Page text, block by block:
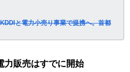
と電力小売り事業で提携へ。首都
力販売はすでに開始